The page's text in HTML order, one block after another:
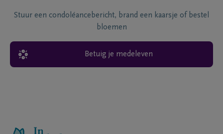
Stuur een condoléancebericht, brand een kaarsje of bestel
bloemen
Betuig je medeleven